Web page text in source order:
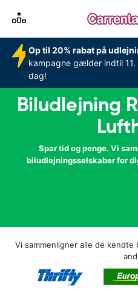
Op til 20% rabat på
kampagne gælder indtil
dag!
Biludlejning
Spar tid og penge. Vi
biludlejningsselskaber for
Vi sammenligner alle de kendte